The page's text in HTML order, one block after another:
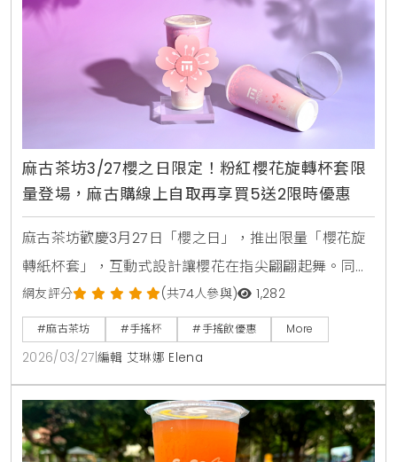
麻古茶坊3/27櫻之日限定！粉紅櫻花旋轉杯套限
量登場，麻古購線上自取再享買5送2限時優惠
麻古茶坊歡慶3月27日「櫻之日」，推出限量「櫻花旋
轉紙杯套」，互動式設計讓櫻花在指尖翩翩起舞。同步
祭出三月限時優惠，透過「麻古購」自取可享買5送1、
買10送2，滿額再贈20元優惠券，愛好粉紅氛圍與手搖
飲的消費者千萬別錯過。
網友評分 (共74人參與) 1,282
#麻古茶坊 #手搖杯 #手搖飲優惠 More
2026/03/27 編輯 艾琳娜 Elena